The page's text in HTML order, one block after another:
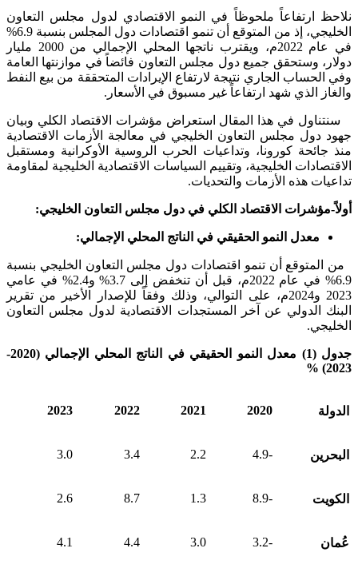
نلاحظ ارتفاعاً ملحوظاً في النمو الاقتصادي لدول مجلس التعاون
الخليجي، إذ من المتوقع أن تنمو اقتصادات دول المجلس بنسبة 6.9%
في عام 2022م، ويقترب ناتجها المحلي الإجمالي من 2000 مليار
دولار، وستحقق جميع دول مجلس التعاون فائضاً في موازنتها العامة
وفي الحساب الجاري نتيجة لارتفاع الإيرادات المتحققة من بيع النفط
والغاز الذي شهد ارتفاعاً غير مسبوق في الأسعار.
سنتناول في هذا المقال استعراض مؤشرات الاقتصاد الكلي وبيان
جهود دول مجلس التعاون الخليجي في معالجة الأزمات الاقتصادية
منذ جائحة كورونا، وتداعيات الحرب الروسية الأوكرانية ومستقبل
الاقتصادات الخليجية، وتقييم السياسات الاقتصادية الخليجية لمقاومة
تداعيات هذه الأزمات والتحديات.
أولاً-مؤشرات الاقتصاد الكلي في دول مجلس التعاون الخليجي:
معدل النمو الحقيقي في الناتج المحلي الإجمالي:
من المتوقع أن تنمو اقتصادات دول مجلس التعاون الخليجي بنسبة
6.9% في عام 2022م، قبل أن تنخفض إلى 3.7% و2.4% في عامي
2023 و2024م، على التوالي، وذلك وفقاً للإصدار الأخير من تقرير
البنك الدولي عن آخر المستجدات الاقتصادية لدول مجلس التعاون
الخليجي.
جدول (1) معدل النمو الحقيقي في الناتج المحلي الإجمالي (2020-
2023) %
الدولة 2020
2021
2022
2023
البحرين -4.9
2.2
3.4
3.0
الكويت -8.9
1.3
8.7
2.6
عُمان -3.2
3.0
4.4
4.1